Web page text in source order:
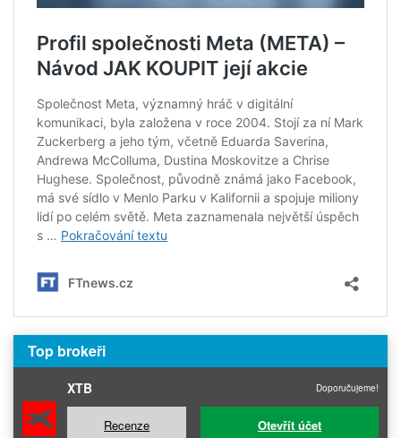
Top brokeři
XTB Doporučujeme!
Recenze Otevřít účet